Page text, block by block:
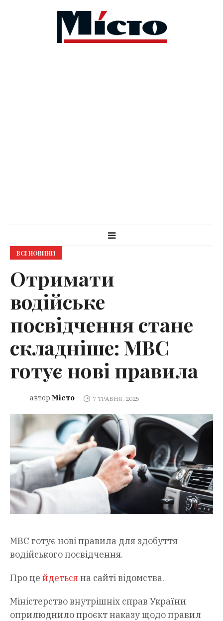
ВСІ НОВИНИ
Отримати
водійське
посвідчення стане
складніше: МВС
готує нові правила
автор Місто 7 ТРАВНЯ, 2025
МВС готує нові правила для здобуття
водійського посвідчення.
Про це йдетьсяна сайті відомства.
Міністерство внутрішніх справ України
оприлюднило проєкт наказу щодо правил